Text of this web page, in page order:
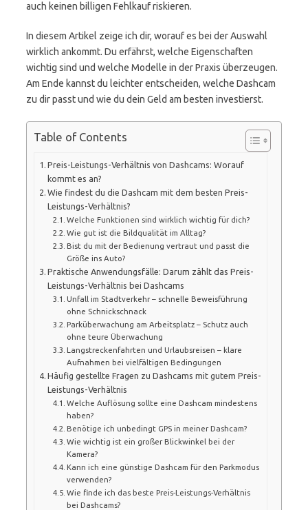
auch keinen billigen Fehlkauf riskieren.
In diesem Artikel zeige ich dir, worauf es bei der Auswahl
wirklich ankommt. Du erfährst, welche Eigenschaften
wichtig sind und welche Modelle in der Praxis überzeugen.
Am Ende kannst du leichter entscheiden, welche Dashcam
zu dir passt und wie du dein Geld am besten investierst.
Table of Contents
Preis-Leistungs-Verhältnis von Dashcams: Worauf
kommt es an?
Wie findest du die Dashcam mit dem besten Preis-
Leistungs-Verhältnis?
Welche Funktionen sind wirklich wichtig für dich?
Wie gut ist die Bildqualität im Alltag?
Bist du mit der Bedienung vertraut und passt die
Größe ins Auto?
Praktische Anwendungsfälle: Darum zählt das Preis-
Leistungs-Verhältnis bei Dashcams
Unfall im Stadtverkehr – schnelle Beweisführung
ohne Schnickschnack
Parküberwachung am Arbeitsplatz – Schutz auch
ohne teure Überwachung
Langstreckenfahrten und Urlaubsreisen – klare
Aufnahmen bei vielfältigen Bedingungen
Häufig gestellte Fragen zu Dashcams mit gutem Preis-
Leistungs-Verhältnis
Welche Auflösung sollte eine Dashcam mindestens
haben?
Benötige ich unbedingt GPS in meiner Dashcam?
Wie wichtig ist ein großer Blickwinkel bei der
Kamera?
Kann ich eine günstige Dashcam für den Parkmodus
verwenden?
Wie finde ich das beste Preis-Leistungs-Verhältnis
bei Dashcams?